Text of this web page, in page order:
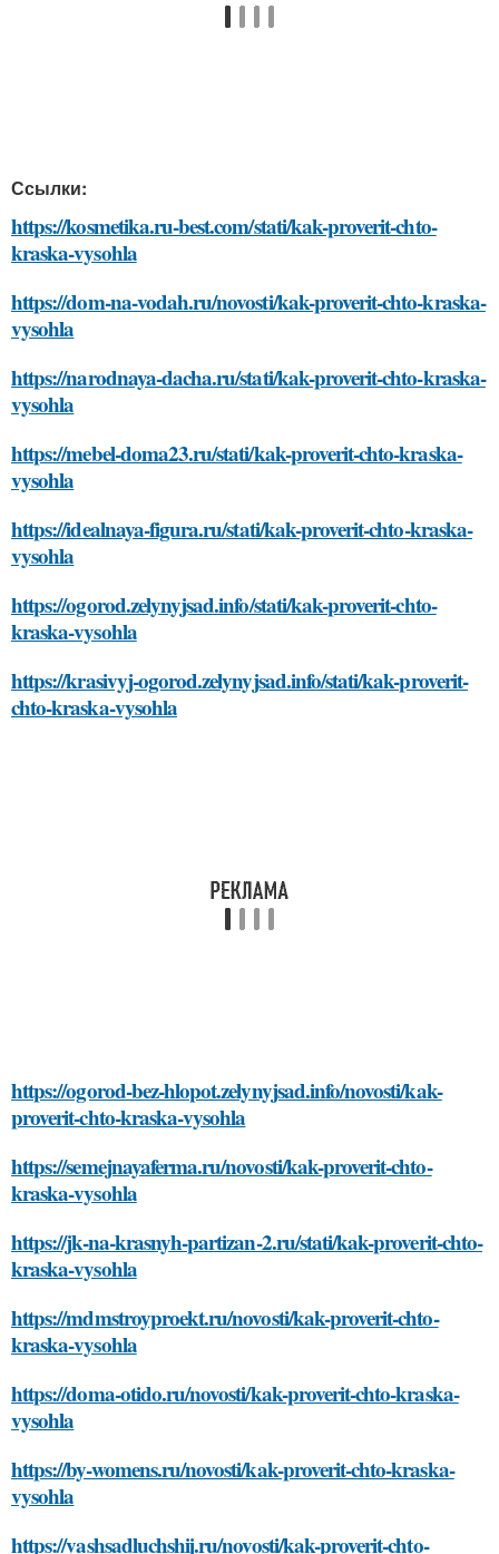
Ссылки:
https://kosmetika.ru-best.com/stati/kak-proverit-chto-
kraska-vysohla
https://dom-na-vodah.ru/novosti/kak-proverit-chto-kraska-
vysohla
https://narodnaya-dacha.ru/stati/kak-proverit-chto-kraska-
vysohla
https://mebel-doma23.ru/stati/kak-proverit-chto-kraska-
vysohla
https://idealnaya-figura.ru/stati/kak-proverit-chto-kraska-
vysohla
https://ogorod.zelynyjsad.info/stati/kak-proverit-chto-
kraska-vysohla
https://krasivyj-ogorod.zelynyjsad.info/stati/kak-proverit-
chto-kraska-vysohla
https://ogorod-bez-hlopot.zelynyjsad.info/novosti/kak-
proverit-chto-kraska-vysohla
https://semejnayaferma.ru/novosti/kak-proverit-chto-
kraska-vysohla
https://jk-na-krasnyh-partizan-2.ru/stati/kak-proverit-chto-
kraska-vysohla
https://mdmstroyproekt.ru/novosti/kak-proverit-chto-
kraska-vysohla
https://doma-otido.ru/novosti/kak-proverit-chto-kraska-
vysohla
https://by-womens.ru/novosti/kak-proverit-chto-kraska-
vysohla
https://vashsadluchshij.ru/novosti/kak-proverit-chto-